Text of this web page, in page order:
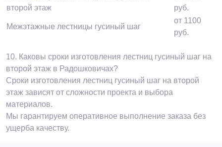
второй этаж
руб.
Межэтажные лестницы гусиный шаг
от 1100
руб.
10. Каковы сроки изготовления лестниц гусиный шаг на
второй этаж в Радошковичах?
Сроки изготовления лестниц гусиный шаг на второй
этаж зависят от сложности проекта и выбора
материалов.
Мы гарантируем оперативное выполнение заказа без
ущерба качеству.